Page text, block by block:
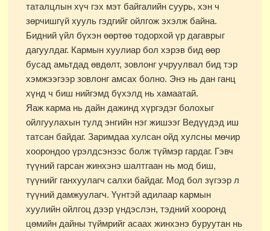
таталцлын хүч гэх мэт байгалийн суурь, хэн ч
зөрчишгүй хууль гэдгийг ойлгож эхэлж байна.
Бидний үйл бүхэн өөртөө тодорхой үр дагаврыг
дагуулдаг. Кармын хуулиар бол хэрэв бид өөр
бусад амьтдад өвдөлт, зовлонг учруулвал бид тэр
хэмжээгээр зовлонг амсах болно. Энэ нь дан ганц
хүнд ч биш нийгэмд бүхэлд нь хамаатай.
Яаж карма нь дайн дажинд хүргэдэг болохыг
ойлгуулахын тулд энгийн нэг жишээг Ведүүдэд иш
татсан байдаг. Заримдаа хулсан ойд хулсны мөчир
хоорондоо үрэлдсэнээс болж түймэр гардаг. Гэвч
түүний гарсан жинхэнэ шалтгаан нь мод биш,
түүнийг ганхуулагч салхи байдаг. Мод бол зүгээр л
түүний дамжуулагч. Үүнтэй адилаар кармын
хуулийн ойлгоц дээр үндэслэн, тэдний хооронд
цөмийн дайны түймрийг асаах жинхэнэ буруутан нь